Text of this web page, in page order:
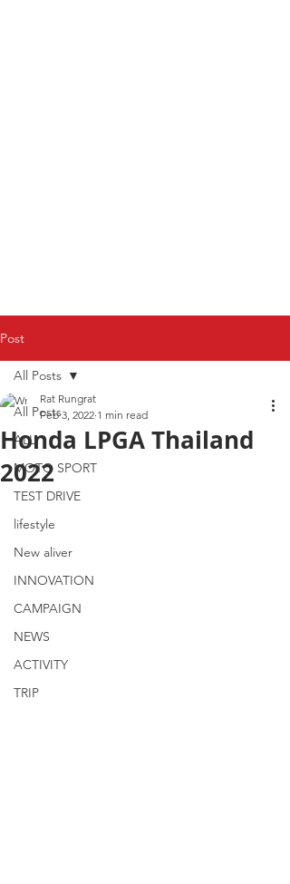
Post
All Posts
ALL
MOTO SPORT
TEST DRIVE
lifestyle
New aliver
INNOVATION
CAMPAIGN
NEWS
ACTIVITY
TRIP
All Posts
Honda LPGA Thailand
2022
Rat Rungrat
Feb 3, 2022 1 min read